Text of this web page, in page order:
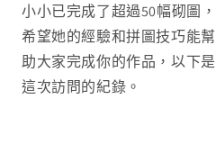
小小已完成了超過50幅砌圖，
希望她的經驗和拼圖技巧能幫
助大家完成你的作品，以下是
這次訪問的紀錄。